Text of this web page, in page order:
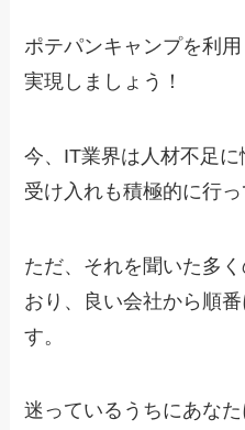
ポテパンキャンプを利
実現しましょう！
今、IT業界は人材不足
受け入れも積極的に行っ
ただ、それを聞いた多
おり、良い会社から順
す。
迷っているうちにあな